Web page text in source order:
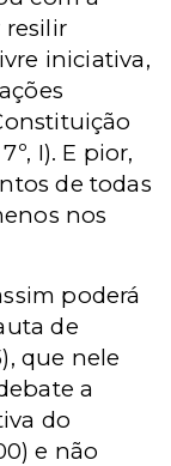
resilir
iniciativa,
I). E pior,
de todas
nos
poderá
de
que nele
a
do
e não